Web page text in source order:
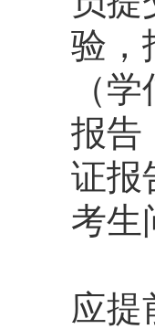
验，
（
报告
证报
考生
应提